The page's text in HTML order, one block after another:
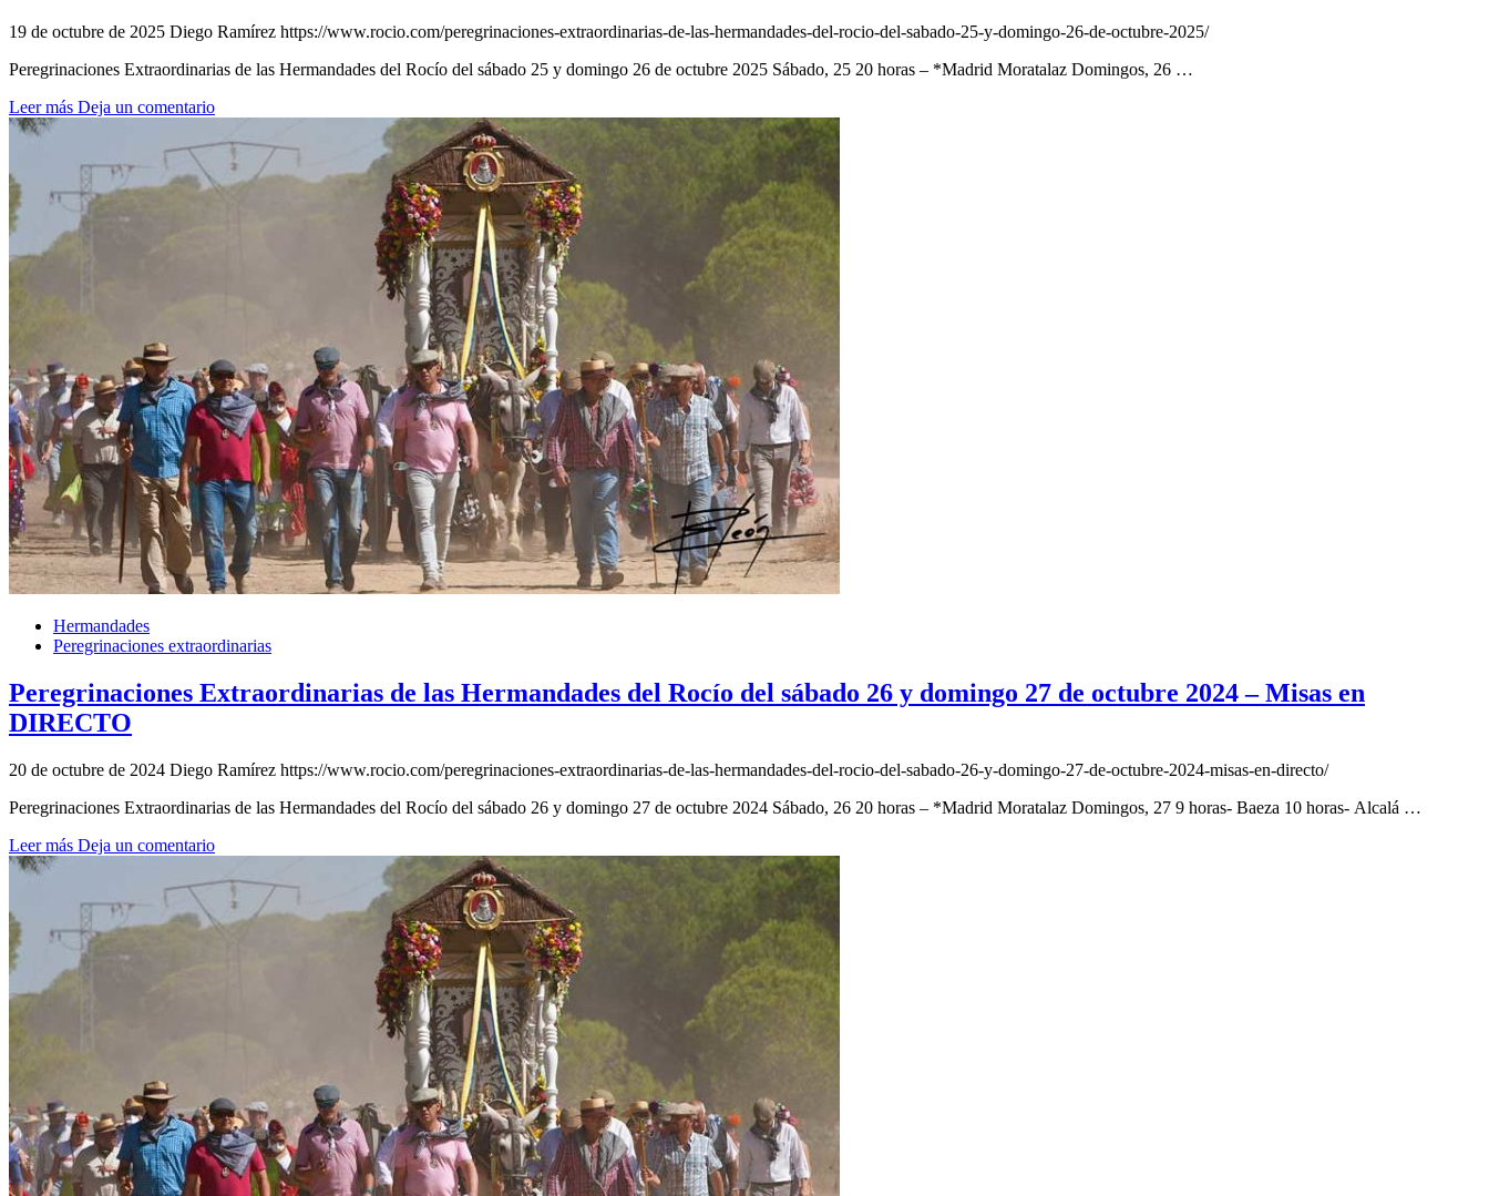
19 de octubre de 2025 Diego Ramírez https://www.rocio.com/peregrinaciones-extraordinarias-de-las-hermandades-del-rocio-del-sabado-25-y-domingo-26-de-octubre-2025/
Peregrinaciones Extraordinarias de las Hermandades del Rocío del sábado 25 y domingo 26 de octubre 2025 Sábado, 25 20 horas – *Madrid Moratalaz Domingos, 26 …
Leer más Deja un comentario
Hermandades
Peregrinaciones extraordinarias
Peregrinaciones Extraordinarias de las Hermandades del Rocío del sábado 26 y domingo 27 de octubre 2024 – Misas en
DIRECTO
20 de octubre de 2024 Diego Ramírez https://www.rocio.com/peregrinaciones-extraordinarias-de-las-hermandades-del-rocio-del-sabado-26-y-domingo-27-de-octubre-2024-misas-en-directo/
Peregrinaciones Extraordinarias de las Hermandades del Rocío del sábado 26 y domingo 27 de octubre 2024 Sábado, 26 20 horas – *Madrid Moratalaz Domingos, 27 9 horas- Baeza 10 horas- Alcalá …
Leer más Deja un comentario